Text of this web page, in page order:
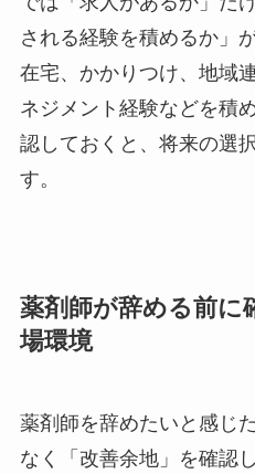
される経験を積めるか」
在宅、かかりつけ、地域
ネジメント経験などを積
認しておくと、将来の選
す。
薬剤師が辞める前に
場環境
薬剤師を辞めたいと感じ
なく「改善余地」を確認